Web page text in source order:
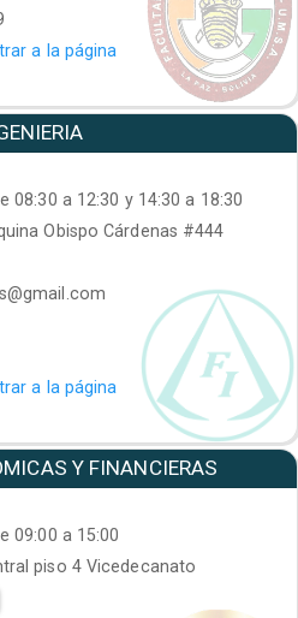
a la página
08:30 a 12:30 y 14:30 a 18:30
Obispo Cárdenas #444
a la página
Y FINANCIERAS
09:00 a 15:00
piso 4 Vicedecanato